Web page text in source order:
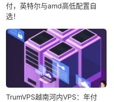
付，英特尔与amd高低配置自
选！
TrumVPS越南河内VPS：年付